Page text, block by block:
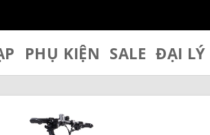
PHỤ KIỆN SALE ĐẠI LÝ